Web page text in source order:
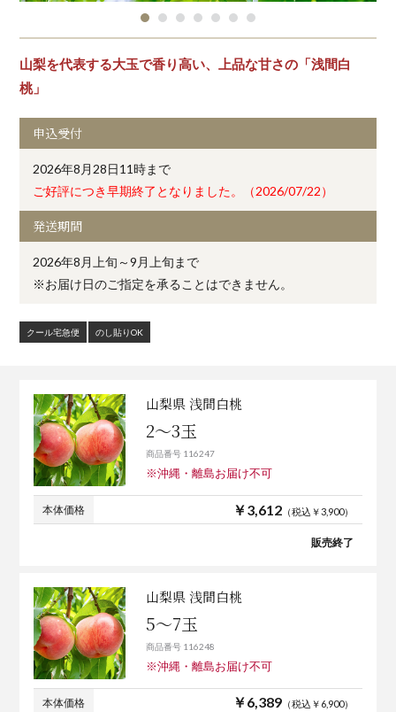
山梨を代表する大玉で香り高い、上品な甘さの「浅間白
桃」
申込受付
2026年8月28日11時まで
ご好評につき早期終了となりました。（2026/07/22）
発送期間
2026年8月上旬～9月上旬まで
※お届け日のご指定を承ることはできません。
クール宅急便 のし貼りOK
山梨県 浅間白桃
2～3玉
商品番号 116247
※沖縄・離島お届け不可
本体価格 ￥3,612（税込￥3,900）
販売終了
山梨県 浅間白桃
5～7玉
商品番号 116248
※沖縄・離島お届け不可
本体価格 ￥6,389（税込￥6,900）